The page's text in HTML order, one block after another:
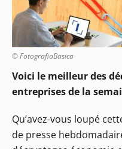
© FotografiaBasica
Voici le meilleur des
entreprises de la
Qu’avez-vous loupé
de presse